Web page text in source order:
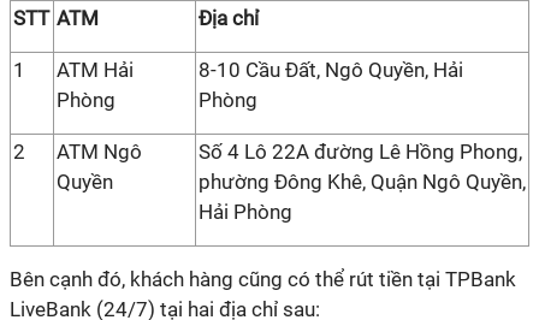
STT ATM Địa chỉ
1
ATM Hải
Phòng
8-10 Cầu Đất, Ngô Quyền, Hải
Phòng
2
ATM Ngô
Quyền
Số 4 Lô 22A đường Lê Hồng Phong,
phường Đông Khê, Quận Ngô Quyền,
Hải Phòng
Bên cạnh đó, khách hàng cũng có thể rút tiền tại TPBank
LiveBank (24/7) tại hai địa chỉ sau: